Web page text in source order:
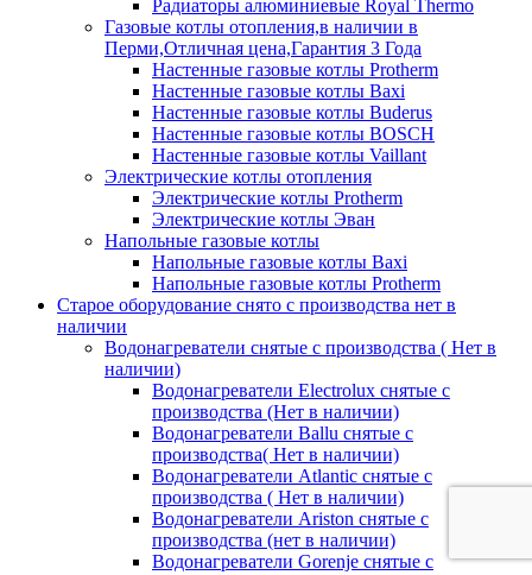
Радиаторы алюминиевые Royal Thermo
Газовые котлы отопления,в наличии в
Перми,Отличная цена,Гарантия 3 Года
Настенные газовые котлы Protherm
Настенные газовые котлы Baxi
Настенные газовые котлы Buderus
Настенные газовые котлы BOSCH
Настенные газовые котлы Vaillant
Электрические котлы отопления
Электрические котлы Protherm
Электрические котлы Эван
Напольные газовые котлы
Напольные газовые котлы Baxi
Напольные газовые котлы Protherm
Старое оборудование снято с производства нет в
наличии
Водонагреватели снятые с производства ( Нет в
наличии)
Водонагреватели Electrolux снятые с
производства (Нет в наличии)
Водонагреватели Ballu снятые с
производства( Нет в наличии)
Водонагреватели Atlantic снятые с
производства ( Нет в наличии)
Водонагреватели Ariston снятые с
производства (нет в наличии)
Водонагреватели Gorenje снятые с